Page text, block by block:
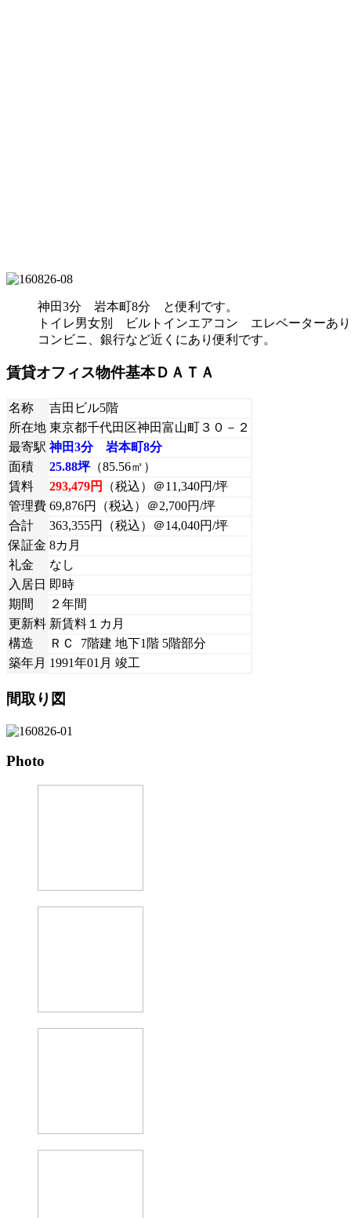
神田3分 岩本町8分 と便利です。
トイレ男女別 ビルトインエアコン エレベーターあ
コンビニ、銀行など近くにあり便利です。
賃貸オフィス物件基本ＤＡＴＡ
名称
吉田ビル5階
所在地 東京都千代田区神田富山町３０－２
最寄駅 神田3分 岩本町8分
面積
25.88坪（85.56㎡）
賃料
293,479円
（税込）＠11,340円/坪
管理費 69,876円（税込）＠2,700円/坪
合計
363,355円（税込）＠14,040円/坪
保証金 8カ月
礼金
なし
入居日 即時
期間
２年間
更新料 新賃料１カ月
構造
ＲＣ 7階建 地下1階 5階部分
築年月 1991年01月 竣工
間取り図
Photo